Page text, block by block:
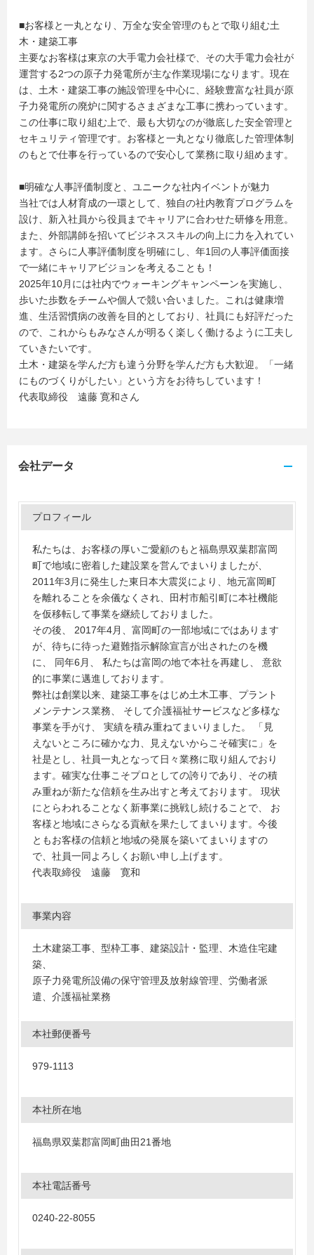
■お客様と一丸となり、万全な安全管理のもとで取り組む土
木・建築工事
主要なお客様は東京の大手電力会社様で、その大手電力会社が
運営する2つの原子力発電所が主な作業現場になります。現在
は、土木・建築工事の施設管理を中心に、経験豊富な社員が原
子力発電所の廃炉に関するさまざまな工事に携わっています。
この仕事に取り組む上で、最も大切なのが徹底した安全管理と
セキュリティ管理です。お客様と一丸となり徹底した管理体制
のもとで仕事を行っているので安心して業務に取り組めます。
■明確な人事評価制度と、ユニークな社内イベントが魅力
当社では人材育成の一環として、独自の社内教育プログラムを
設け、新入社員から役員までキャリアに合わせた研修を用意。
また、外部講師を招いてビジネススキルの向上に力を入れてい
ます。さらに人事評価制度を明確にし、年1回の人事評価面接
で一緒にキャリアビジョンを考えることも！
2025年10月には社内でウォーキングキャンペーンを実施し、
歩いた歩数をチームや個人で競い合いました。これは健康増
進、生活習慣病の改善を目的としており、社員にも好評だった
ので、これからもみなさんが明るく楽しく働けるように工夫し
ていきたいです。
土木・建築を学んだ方も違う分野を学んだ方も大歓迎。「一緒
にものづくりがしたい」という方をお待ちしています！
代表取締役 遠藤 寛和さん
会社データ
プロフィール
私たちは、お客様の厚いご愛顧のもと福島県双葉郡富岡
町で地域に密着した建設業を営んでまいりましたが、
2011年3月に発生した東日本大震災により、地元富岡町
を離れることを余儀なくされ、田村市船引町に本社機能
を仮移転して事業を継続しておりました。
その後、 2017年4月、富岡町の一部地域にではあります
が、待ちに待った避難指示解除宣言が出されたのを機
に、 同年6月、 私たちは富岡の地で本社を再建し、 意欲
的に事業に邁進しております。
弊社は創業以来、建築工事をはじめ土木工事、プラント
メンテナンス業務、 そして介護福祉サービスなど多様な
事業を手がけ、 実績を積み重ねてまいりました。 「見
えないところに確かな力、見えないからこそ確実に」を
社是とし、社員一丸となって日々業務に取り組んでおり
ます。確実な仕事こそプロとしての誇りであり、その積
み重ねが新たな信頼を生み出すと考えております。 現状
にとらわれることなく新事業に挑戦し続けることで、 お
客様と地域にさらなる貢献を果たしてまいります。今後
ともお客様の信頼と地域の発展を築いてまいりますの
で、社員一同よろしくお願い申し上げます。
代表取締役 遠藤 寛和
事業内容
土木建築工事、型枠工事、建築設計・監理、木造住宅建
築、
原子力発電所設備の保守管理及放射線管理、労働者派
遣、介護福祉業務
本社郵便番号
979-1113
本社所在地
福島県双葉郡富岡町曲田21番地
本社電話番号
0240-22-8055